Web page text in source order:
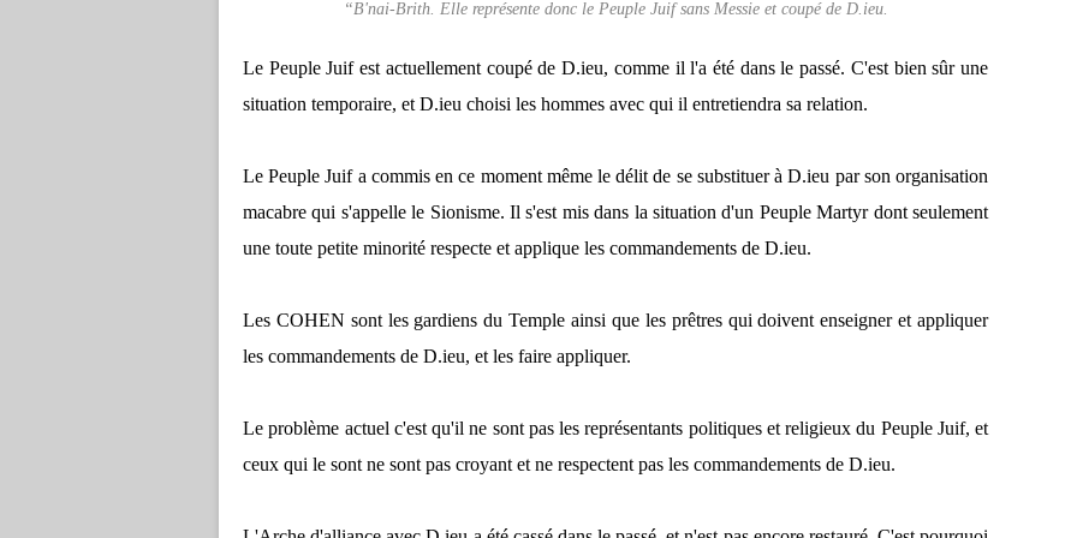
“B'nai-Brith. Elle représente donc le Peuple Juif sans Messie et coupé de D.ieu.
Le Peuple Juif est actuellement coupé de D.ieu, comme il l'a été dans le passé. C'est bien sûr une
situation temporaire, et D.ieu choisi les hommes avec qui il entretiendra sa relation.
Le Peuple Juif a commis en ce moment même le délit de se substituer à D.ieu par son organisation
macabre qui s'appelle le Sionisme. Il s'est mis dans la situation d'un Peuple Martyr dont seulement
une toute petite minorité respecte et applique les commandements de D.ieu.
Les COHEN sont les gardiens du Temple ainsi que les prêtres qui doivent enseigner et appliquer
les commandements de D.ieu, et les faire appliquer.
Le problème actuel c'est qu'il ne sont pas les représentants politiques et religieux du Peuple Juif, et
ceux qui le sont ne sont pas croyant et ne respectent pas les commandements de D.ieu.